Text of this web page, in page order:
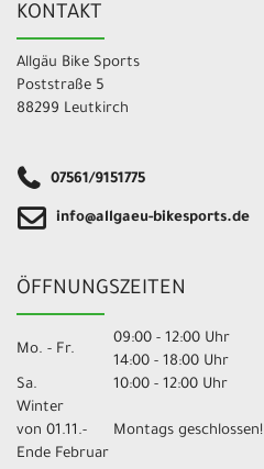
KONTAKT
Allgäu Bike Sports
Poststraße 5
88299 Leutkirch
07561/9151775
info@allgaeu-bikesports.de
ÖFFNUNGSZEITEN
Mo. - Fr.
09:00 - 12:00 Uhr
14:00 - 18:00 Uhr
Sa.
10:00 - 12:00 Uhr
Winter
von 01.11.-
Ende Februar
Montags geschlossen!